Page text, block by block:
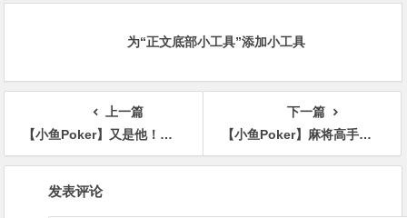
为“正文底部小工具”添加小工具
上一篇
【小鱼Poker】又是他！中国选手Qin Yi连续抽中“最高赏金”，两周已累计斩获40万+Bounty！
下一篇
【小鱼Poker】麻将高手登顶WSOP女子锦标赛！离职女工程师第二次参赛即夺冠
发表评论